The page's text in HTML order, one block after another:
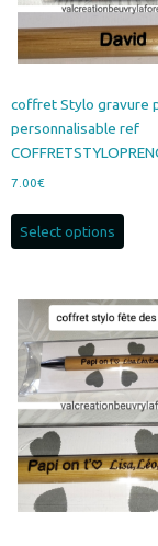
coffret Stylo gravure
personnalisable ref
7.00€
Select options